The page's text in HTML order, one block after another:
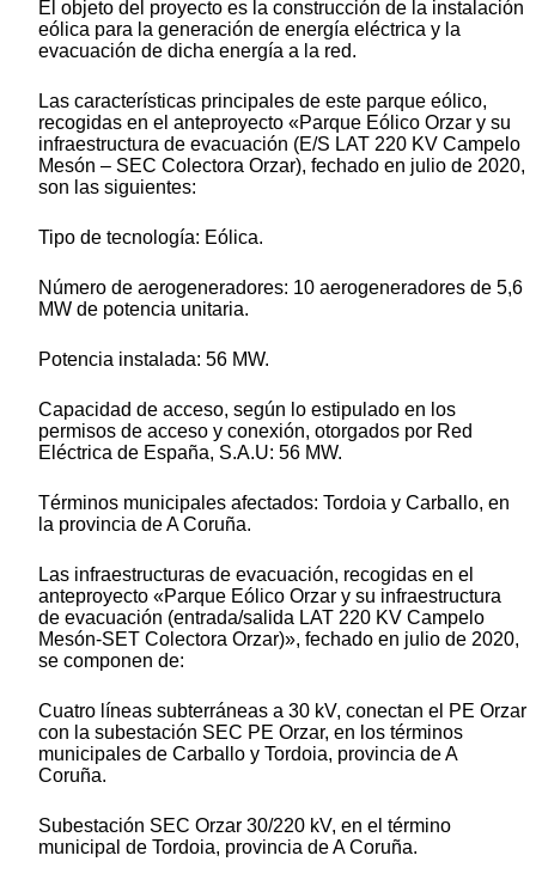
El objeto del proyecto es la construcción de la instalación
eólica para la generación de energía eléctrica y la
evacuación de dicha energía a la red.
Las características principales de este parque eólico,
recogidas en el anteproyecto «Parque Eólico Orzar y su
infraestructura de evacuación (E/S LAT 220 KV Campelo
Mesón – SEC Colectora Orzar), fechado en julio de 2020,
son las siguientes:
Tipo de tecnología: Eólica.
Número de aerogeneradores: 10 aerogeneradores de 5,6
MW de potencia unitaria.
Potencia instalada: 56 MW.
Capacidad de acceso, según lo estipulado en los
permisos de acceso y conexión, otorgados por Red
Eléctrica de España, S.A.U: 56 MW.
Términos municipales afectados: Tordoia y Carballo, en
la provincia de A Coruña.
Las infraestructuras de evacuación, recogidas en el
anteproyecto «Parque Eólico Orzar y su infraestructura
de evacuación (entrada/salida LAT 220 KV Campelo
Mesón-SET Colectora Orzar)», fechado en julio de 2020,
se componen de:
Cuatro líneas subterráneas a 30 kV, conectan el PE Orzar
con la subestación SEC PE Orzar, en los términos
municipales de Carballo y Tordoia, provincia de A
Coruña.
Subestación SEC Orzar 30/220 kV, en el término
municipal de Tordoia, provincia de A Coruña.